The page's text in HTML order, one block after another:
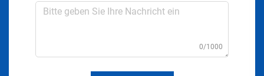
0/1000